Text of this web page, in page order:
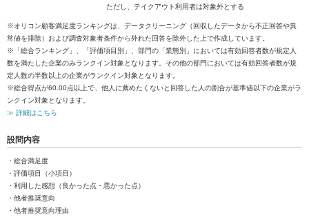
ただし、テイクアウト利用者は対象外とする
※オリコン顧客満足度ランキングは、データクリーニング（回収したデータから不正回答や異
常値を排除）および調査対象者条件から外れた回答を除外した上で作成しています。
※「総合ランキング」、「評価項目別」、部門の「業態別」においては有効回答者数が規定人
数を満たした企業のみランクイン対象となります。その他の部門においては有効回答者数が規
定人数の半数以上の企業がランクイン対象となります。
※総合得点が60.00点以上で、他人に薦めたくないと回答した人の割合が基準値以下の企業がラ
ンクイン対象となります。
≫ 詳細はこちら
設問内容
・総合満足度
・評価項目（小項目）
・利用した感想（良かった点・悪かった点）
・他者推奨意向
・他者推奨意向理由